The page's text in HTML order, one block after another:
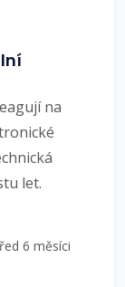
na
let.
6 měsíci